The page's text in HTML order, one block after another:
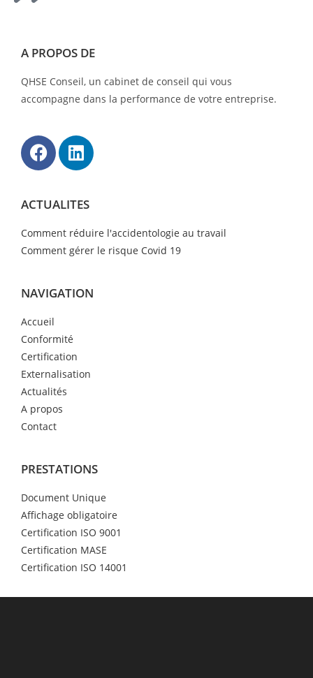
A PROPOS DE
QHSE Conseil, un cabinet de conseil qui vous
accompagne dans la performance de votre entreprise.
ACTUALITES
Comment réduire l'accidentologie au travail
Comment gérer le risque Covid 19
NAVIGATION
Accueil
Conformité
Certification
Externalisation
Actualités
A propos
Contact
PRESTATIONS
Document Unique
Affichage obligatoire
Certification ISO 9001
Certification MASE
Certification ISO 14001